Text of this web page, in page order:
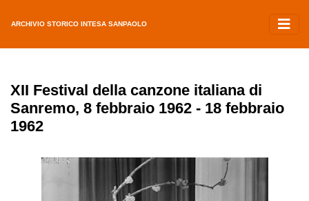
ARCHIVIO STORICO INTESA SANPAOLO
XII Festival della canzone italiana di
Sanremo, 8 febbraio 1962 - 18 febbraio
1962